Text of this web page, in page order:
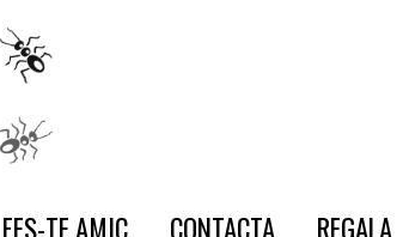
FES-TE AMIC CONTACTA REGALA